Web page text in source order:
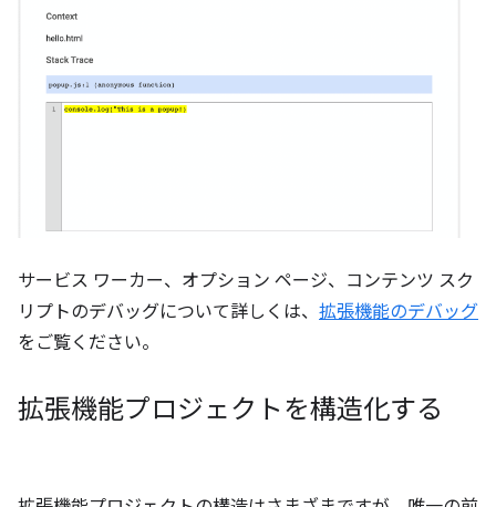
サービス ワーカー、オプション ページ、コンテンツ スク
リプトのデバッグについて詳しくは、 拡張機能のデバッグ
をご覧ください。
拡張機能プロジェクトを構造化する